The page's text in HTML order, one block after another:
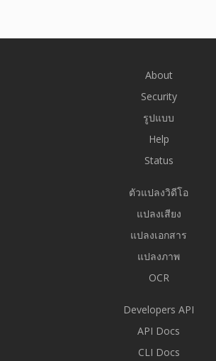
About
Security
รูปแบบ
Help
Status
ตัวแปลงวิดีโอ
แปลงเสียง
แปลงเอกสาร
แปลงภาพ
OCR
Developers API
API Docs
CLI Docs